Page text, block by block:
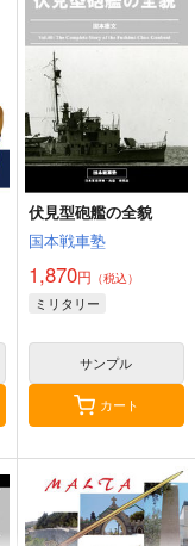
伏見型砲艦の全貌
国本戦車塾
1,870円 （税込）
ミリタリー
サンプル
カート